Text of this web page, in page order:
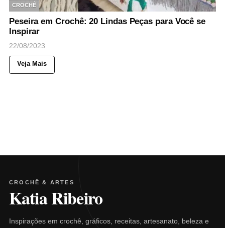
CROCHÊ
Peseira em Crochê: 20 Lindas Peças para Você se
Inspirar
22/08/2023
Veja Mais
CROCHÊ & ARTES
Katia Ribeiro
Inspirações em crochê, gráficos, receitas, artesanato, beleza e